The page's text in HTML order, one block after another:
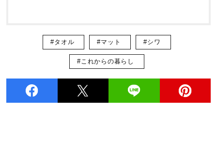
#タオル #マット #シワ
#これからの暮らし